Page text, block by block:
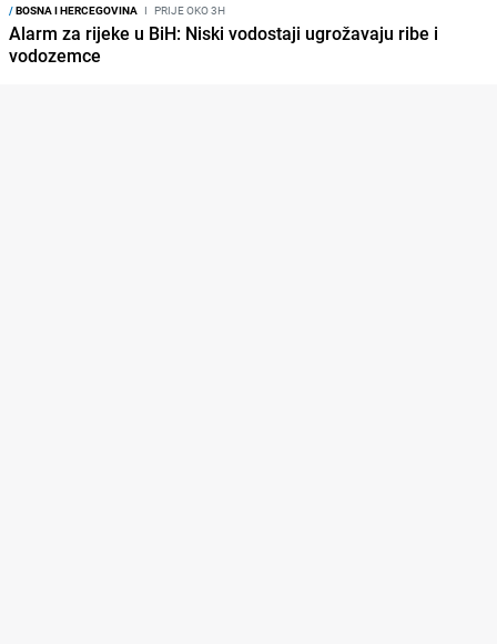
/BOSNA I HERCEGOVINA I PRIJE OKO 3H
Alarm za rijeke u BiH: Niski vodostaji ugrožavaju ribe i
vodozemce